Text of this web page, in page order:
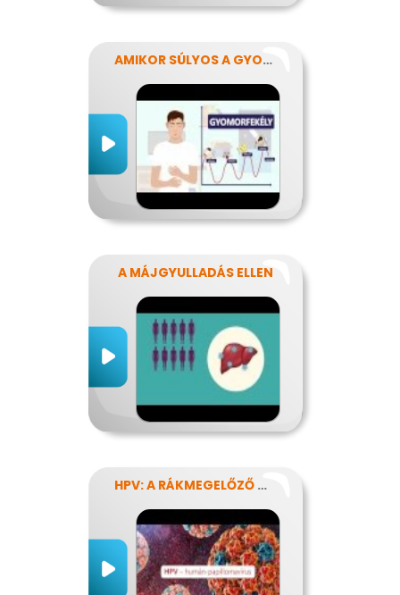
AMIKOR SÚLYOS A GYOMORFÁJÁS
A MÁJGYULLADÁS ELLEN
HPV: A RÁKMEGELŐZŐ OLTÁS